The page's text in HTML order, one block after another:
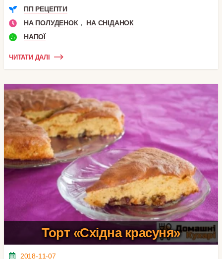
ПП РЕЦЕПТИ
НА ПОЛУДЕНОК ,
НА СНІДАНОК
НАПОЇ
ЧИТАТИ ДАЛІ
Торт «Східна красуня»
2018-11-07